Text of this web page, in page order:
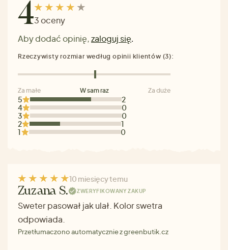
43 oceny
Aby dodać opinię,zaloguj się.
5
2
4
0
3
0
2
1
1
0
Rzeczywisty rozmiar według opinii klientów (3):
Za małe W sam raz Za duże
10 miesięcy temu
Zuzana S. ZWERYFIKOWANY ZAKUP
Sweter pasował jak ulał. Kolor swetra
odpowiada.
Przetłumaczono automatycznie z greenbutik.cz